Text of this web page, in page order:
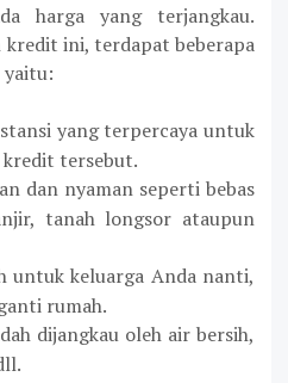
harga yang terjangkau.
kredit ini, terdapat beberapa
yaitu:
yang terpercaya untuk
kredit tersebut.
dan nyaman seperti bebas
tanah longsor ataupun
untuk keluarga Anda nanti,
rumah.
dijangkau oleh air bersih,